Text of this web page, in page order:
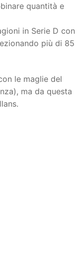
quantità e
in Serie D con
più di 85
le maglie del
ma da questa